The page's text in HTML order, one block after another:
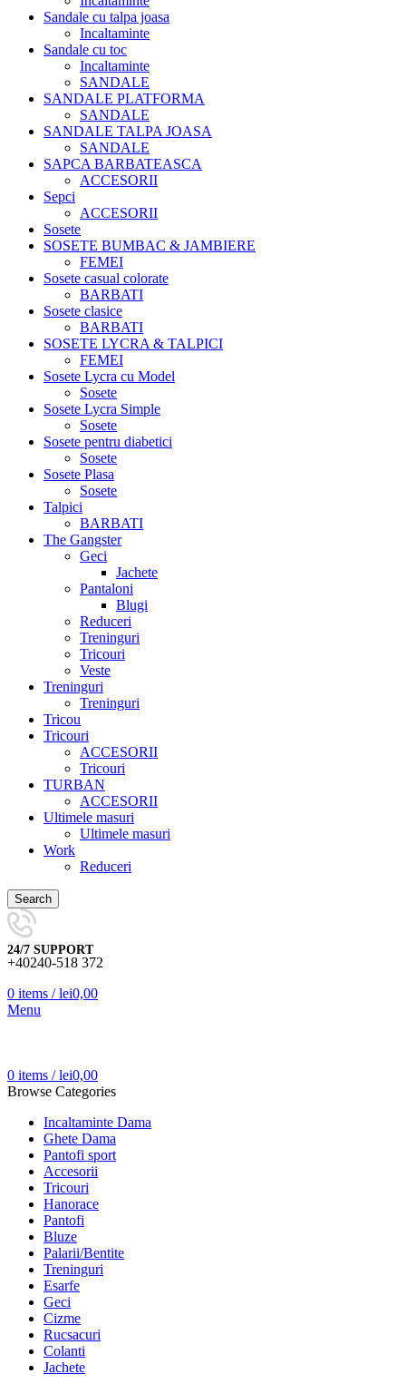
Sandale cu talpa joasa
Incaltaminte
Sandale cu toc
Incaltaminte
SANDALE
SANDALE PLATFORMA
SANDALE
SANDALE TALPA JOASA
SANDALE
SAPCA BARBATEASCA
ACCESORII
Sepci
ACCESORII
Sosete
SOSETE BUMBAC & JAMBIERE
FEMEI
Sosete casual colorate
BARBATI
Sosete clasice
BARBATI
SOSETE LYCRA & TALPICI
FEMEI
Sosete Lycra cu Model
Sosete
Sosete Lycra Simple
Sosete
Sosete pentru diabetici
Sosete
Sosete Plasa
Sosete
Talpici
BARBATI
The Gangster
Geci
Jachete
Pantaloni
Blugi
Reduceri
Treninguri
Tricouri
Veste
Treninguri
Treninguri
Tricou
Tricouri
ACCESORII
Tricouri
TURBAN
ACCESORII
Ultimele masuri
Ultimele masuri
Work
Reduceri
Search
24/7 SUPPORT
+40240-518 372
0 items / lei0,00
Menu
0 items / lei0,00
Browse Categories
Incaltaminte Dama
Ghete Dama
Pantofi sport
Accesorii
Tricouri
Hanorace
Pantofi
Bluze
Palarii/Bentite
Treninguri
Esarfe
Geci
Cizme
Rucsacuri
Colanti
Jachete